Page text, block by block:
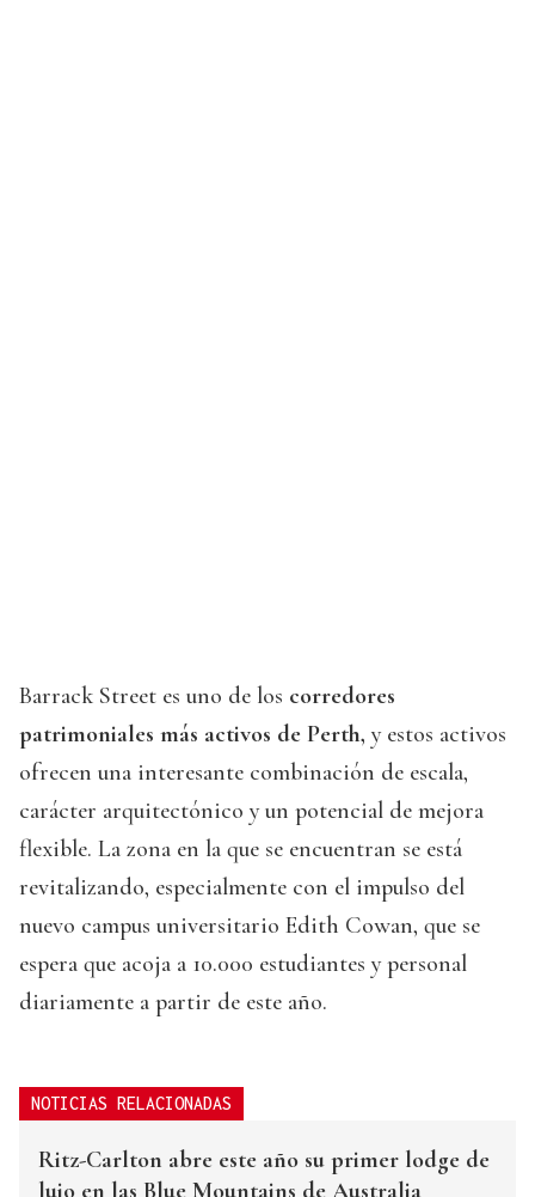
Barrack Street es uno de los corredores
patrimoniales más activos de Perth, y estos activos
ofrecen una interesante combinación de escala,
carácter arquitectónico y un potencial de mejora
flexible. La zona en la que se encuentran se está
revitalizando, especialmente con el impulso del
nuevo campus universitario Edith Cowan, que se
espera que acoja a 10.000 estudiantes y personal
diariamente a partir de este año.
NOTICIAS RELACIONADAS
Ritz-Carlton abre este año su primer lodge de